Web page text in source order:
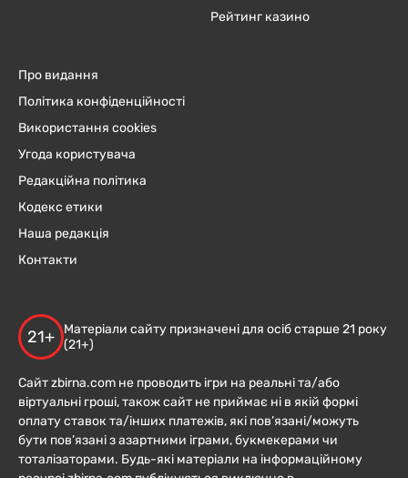
Рейтинг казино
Про видання
Політика конфіденційності
Використання cookies
Угода користувача
Редакційна політика
Кодекс етики
Наша редакція
Контакти
21+
Матеріали сайту призначені для осіб старше 21 року
(21+)
Сайт zbirna.com не проводить ігри на реальні та/або
віртуальні гроші, також сайт не приймає ні в якій формі
оплату ставок та/інших платежів, які пов’язані/можуть
бути пов’язані з азартними іграми, букмекерами чи
тоталізаторами. Будь-які матеріали на інформаційному